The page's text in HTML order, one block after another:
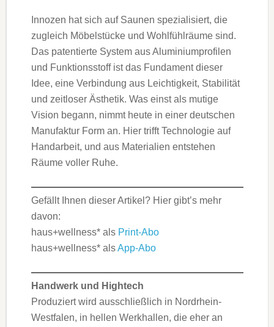
Innozen hat sich auf Saunen spezialisiert, die
zugleich Möbelstücke und Wohlfühlräume sind.
Das patentierte System aus Aluminiumprofilen
und Funktionsstoff ist das Fundament dieser
Idee, eine Verbindung aus Leichtigkeit, Stabilität
und zeitloser Ästhetik. Was einst als mutige
Vision begann, nimmt heute in einer deutschen
Manufaktur Form an. Hier trifft Technologie auf
Handarbeit, und aus Materialien entstehen
Räume voller Ruhe.
Gefällt Ihnen dieser Artikel? Hier gibt’s mehr
davon:
haus+wellness* als Print-Abo
haus+wellness* alsApp-Abo
Handwerk und Hightech
Produziert wird ausschließlich in Nordrhein-
Westfalen, in hellen Werkhallen, die eher an